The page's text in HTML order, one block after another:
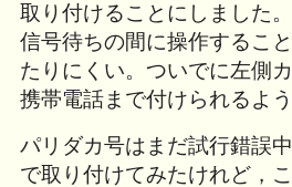
取り付けることにしました
信号待ちの間に操作するこ
たりにくい。ついでに左側
携帯電話まで付けられるよ
パリダカ号はまだ試行錯誤
で取り付けてみたけれど，